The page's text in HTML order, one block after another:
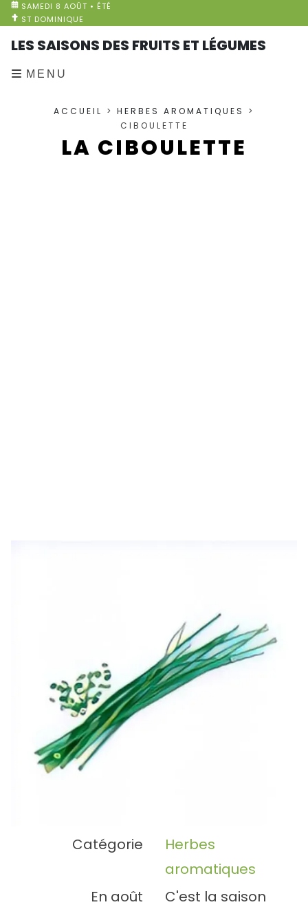
SAMEDI 8 AOÛT • ÉTÉ
ST DOMINIQUE
LES SAISONS DES FRUITS ET LÉGUMES
MENU
ACCUEIL > HERBES AROMATIQUES
>
CIBOULETTE
LA CIBOULETTE
Catégorie
Herbes
aromatiques
En août
C'est la saison